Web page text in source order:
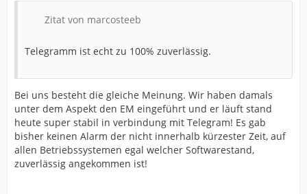
Zitat von marcosteeb
Telegramm ist echt zu 100% zuverlässig.
Bei uns besteht die gleiche Meinung. Wir haben damals
unter dem Aspekt den EM eingeführt und er läuft stand
heute super stabil in verbindung mit Telegram! Es gab
bisher keinen Alarm der nicht innerhalb kürzester Zeit, auf
allen Betriebssystemen egal welcher Softwarestand,
zuverlässig angekommen ist!